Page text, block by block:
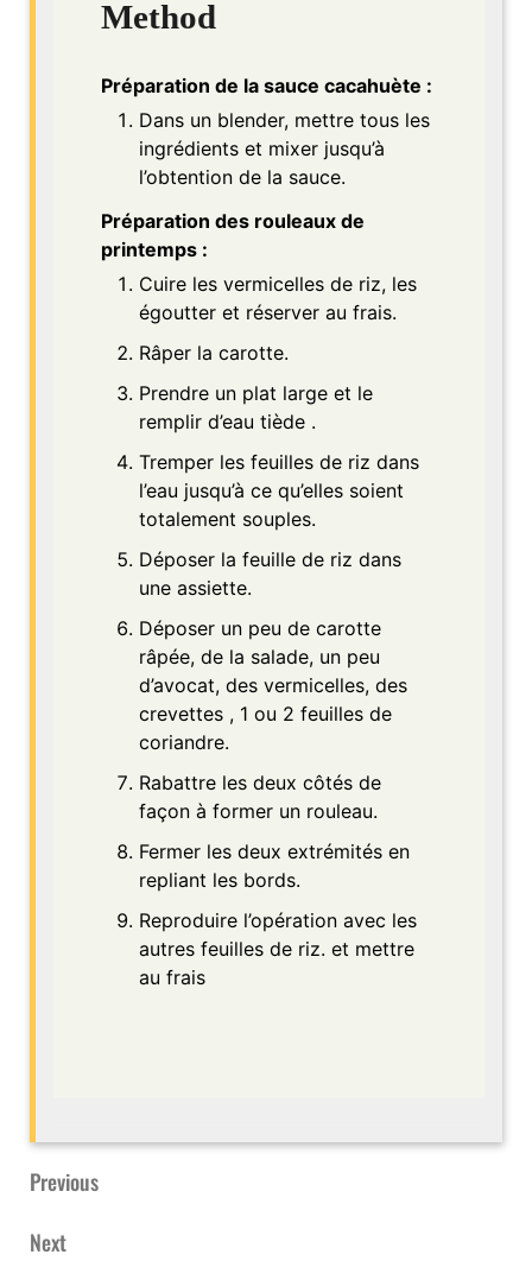
Method
Préparation de la sauce cacahuète :
Dans un blender, mettre tous les
ingrédients et mixer jusqu’à
l’obtention de la sauce.
Préparation des rouleaux de
printemps :
Cuire les vermicelles de riz, les
égoutter et réserver au frais.
Râper la carotte.
Prendre un plat large et le
remplir d’eau tiède .
Tremper les feuilles de riz dans
l’eau jusqu’à ce qu’elles soient
totalement souples.
Déposer la feuille de riz dans
une assiette.
Déposer un peu de carotte
râpée, de la salade, un peu
d’avocat, des vermicelles, des
crevettes , 1 ou 2 feuilles de
coriandre.
Rabattre les deux côtés de
façon à former un rouleau.
Fermer les deux extrémités en
repliant les bords.
Reproduire l’opération avec les
autres feuilles de riz. et mettre
au frais
Navigation
de
Previous
Previous
Next
Next